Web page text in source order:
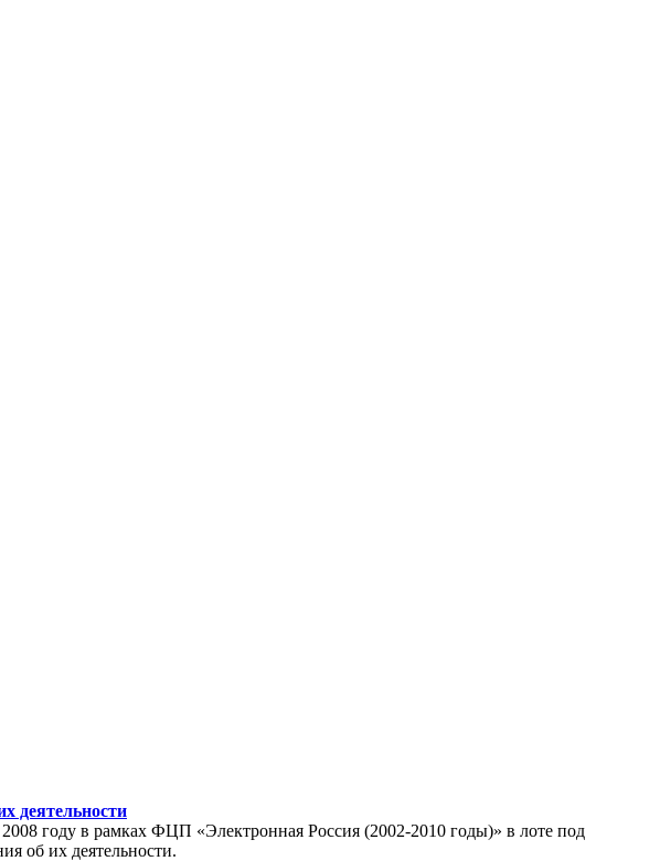
деятельности
году в рамках ФЦП «Электронная Россия (2002-2010 годы)» в лоте под
об их деятельности.